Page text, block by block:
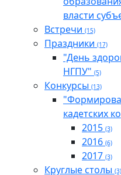
власти
Встречи (15)
Праздники (17)
"День
НГПУ" (5)
Конкурсы (13)
кадетских
2015 (3)
2016 (6)
2017 (3)
Круглые столы (3)